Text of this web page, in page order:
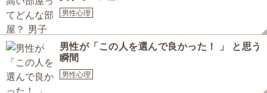
男性心理
男性が「この人を選んで良かった！ 」 と思う
瞬間
男性心理